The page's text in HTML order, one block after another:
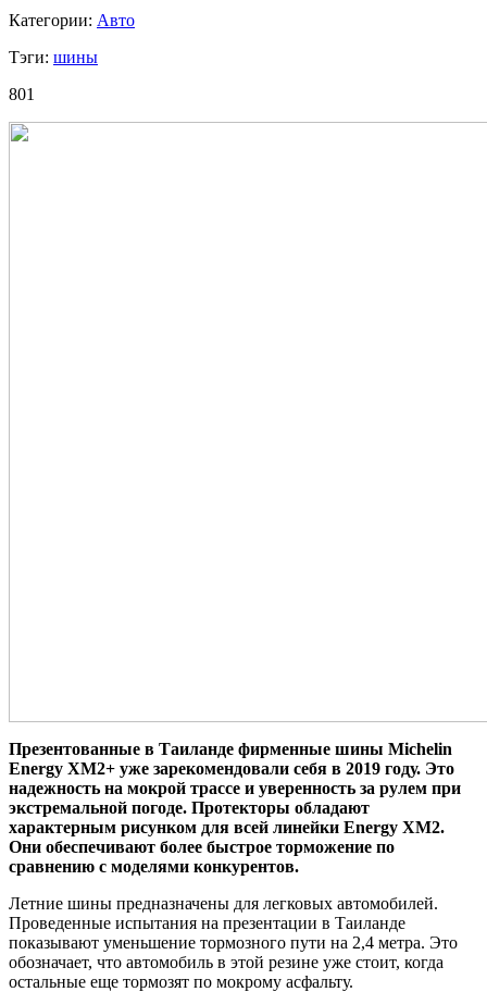
Категории: Авто
Тэги: шины
801
Презентованные в Таиланде фирменные шины Michelin
Energy XM2+ уже зарекомендовали себя в 2019 году. Это
надежность на мокрой трассе и уверенность за рулем при
экстремальной погоде. Протекторы обладают
характерным рисунком для всей линейки Energy XM2.
Они обеспечивают более быстрое торможение по
сравнению с моделями конкурентов.
Летние шины предназначены для легковых автомобилей.
Проведенные испытания на презентации в Таиланде
показывают уменьшение тормозного пути на 2,4 метра. Это
обозначает, что автомобиль в этой резине уже стоит, когда
остальные еще тормозят по мокрому асфальту.